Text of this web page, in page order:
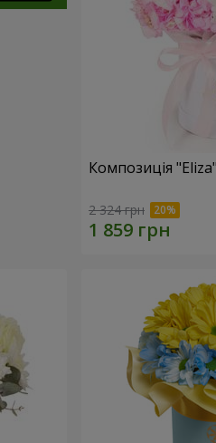
Композиція "Eliza"
2 324 грн